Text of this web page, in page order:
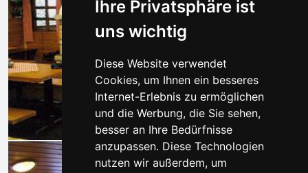
Ihre Privatsphäre ist
uns wichtig
Diese Website verwendet
Cookies, um Ihnen ein besseres
Internet-Erlebnis zu ermöglichen
und die Werbung, die Sie sehen,
besser an Ihre Bedürfnisse
anzupassen. Diese Technologien
nutzen wir außerdem, um